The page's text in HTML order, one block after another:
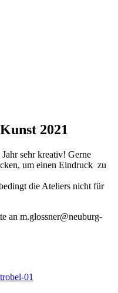
2021
sehr kreativ! Gerne
um einen Eindruck zu
die Ateliers nicht für
an m.glossner@neuburg-